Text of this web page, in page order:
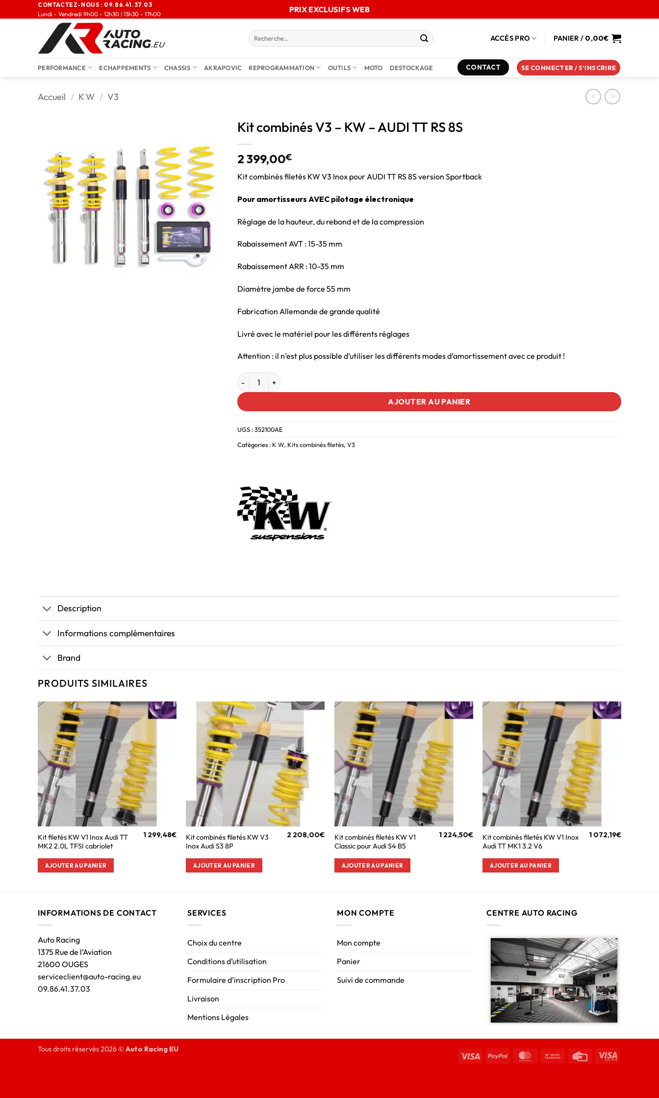
CONTACTEZ-NOUS : 09.86.41.37.03
Lundi - Vendredi 9h00 - 12h30 | 13h30 - 17h00
PRIX EXCLUSIFS WEB
ACCÈS PRO PANIER / 0,00€
PERFORMANCE ECHAPPEMENTS CHASSIS AKRAPOVIC REPROGRAMMATION OUTILS MOTO DESTOCKAGE CONTACT SE CONNECTER / S’INSCRIRE
Accueil / K W / V3
Kit combinés V3 – KW – AUDI TT RS 8S
2 399,00€
Kit combinés filetés KW V3 Inox pour AUDI TT RS 8S version Sportback
Pour amortisseurs AVEC pilotage électronique
Réglage de la hauteur, du rebond et de la compression
Rabaissement AVT : 15-35 mm
Rabaissement ARR : 10-35 mm
Diamètre jambe de force 55 mm
Fabrication Allemande de grande qualité
Livré avec le matériel pour les différents réglages
Attention : il n’est plus possible d’utiliser les différents modes d’amortissement avec ce produit !
AJOUTER AU PANIER
UGS :352100AE
Catégories : K W, Kits combinés filetés, V3
Description
Informations complémentaires
Brand
PRODUITS SIMILAIRES
Kit filetés KW V1 Inox Audi TT
MK2 2.0L TFSI cabriolet
1 299,48€
AJOUTER AU PANIER
Kit combinés filetés KW V3
Inox Audi S3 8P
2 208,00€
AJOUTER AU PANIER
Kit combinés filetés KW V1
Classic pour Audi S4 B5
1 224,50€
AJOUTER AU PANIER
Kit combinés filetés KW V1 Inox
Audi TT MK1 3.2 V6
1 072,19€
AJOUTER AU PANIER
INFORMATIONS DE CONTACT
Auto Racing
1375 Rue de l’Aviation
21600 OUGES
serviceclient@auto-racing.eu
09.86.41.37.03
SERVICES
Choix du centre
Conditions d’utilisation
Formulaire d’inscription Pro
Livraison
Mentions Légales
MON COMPTE
Mon compte
Panier
Suivi de commande
CENTRE AUTO RACING
Tous droits réservés 2026 © Auto Racing EU